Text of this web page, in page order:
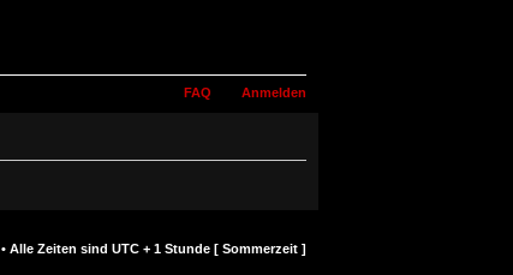
FAQ Anmelden
• Alle Zeiten sind UTC + 1 Stunde [ Sommerzeit ]